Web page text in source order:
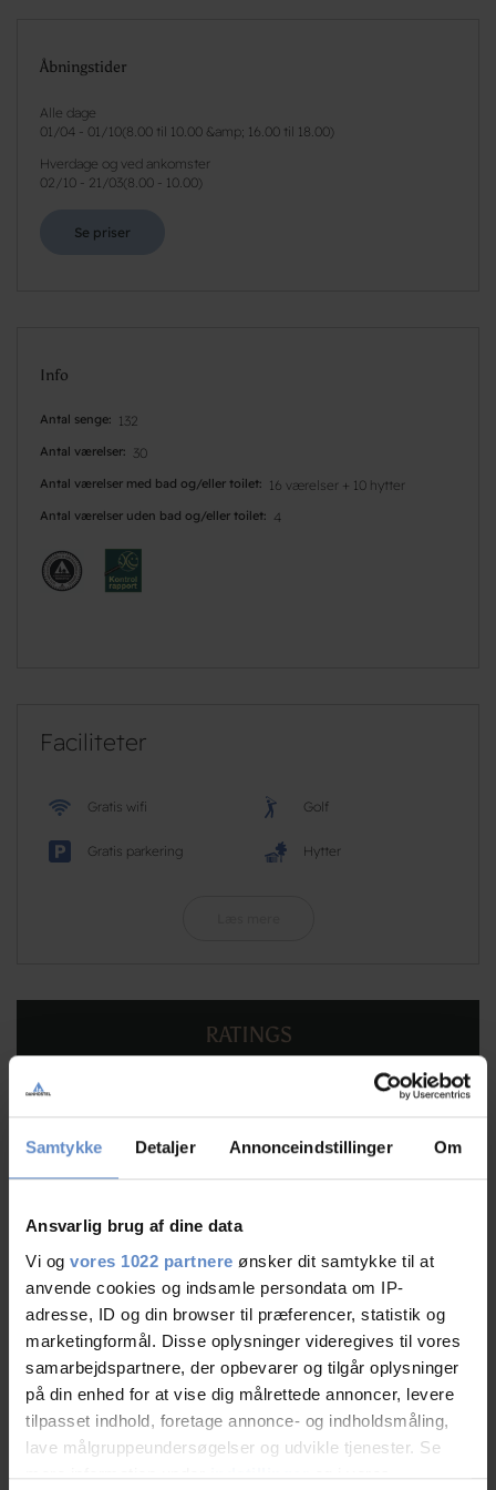
Samtykke Detaljer Annonceindstillinger Om
Ansvarlig brug af dine data
Vi og vores 1022 partnere ønsker dit samtykke til at
anvende cookies og indsamle persondata om IP-
adresse, ID og din browser til præferencer, statistik og
marketingformål. Disse oplysninger videregives til vores
samarbejdspartnere, der opbevarer og tilgår oplysninger
på din enhed for at vise dig målrettede annoncer, levere
tilpasset indhold, foretage annonce- og indholdsmåling,
lave målgruppeundersøgelser og udvikle tjenester. Se
mere information underindstillingerog i vores
Åbningstider
Alle dage
01/04 - 01/10( 8.00 til 10.00 &amp; 16.00 til 18.00)
Hverdage og ved ankomster
02/10 - 21/03( 8.00 - 10.00)
Se priser
Info
Antal senge 132
Antal værelser 30
Antal værelser med bad og/eller toilet 16 værelser + 10 hytter
Antal værelser uden bad og/eller toilet 4
Faciliteter
Gratis wifi Golf
Gratis parkering Hytter
RATINGS
9,11
9,11 ud af 10
Læs mere
Personalet/service 9,49 ud af 10